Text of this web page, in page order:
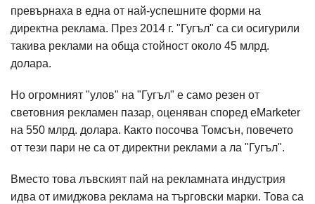
превърнаха в една от най-успешните форми на
директна реклама. През 2014 г. "Гугъл" са си осигурили
такива реклами на обща стойност около 45 млрд.
долара.
Но огромният "улов" на "Гугъл" е само резен от
световния рекламен пазар, оценяван според eMarketer
на 550 млрд. долара. Както посочва Томсън, повечето
от тези пари не са от директни реклами а ла "Гугъл".
Вместо това лъвският пай на рекламната индустрия
идва от имиджова реклама на търговски марки. Това са